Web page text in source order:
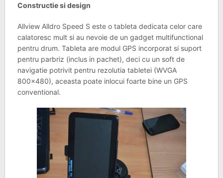
Constructie si design
Allview Alldro Speed S este o tableta dedicata celor care
calatoresc mult si au nevoie de un gadget multifunctional
pentru drum. Tableta are modul GPS incorporat si suport
pentru parbriz (inclus in pachet), deci cu un soft de
navigatie potrivit pentru rezolutia tabletei (WVGA
800×480), aceasta poate inlocui foarte bine un GPS
conventional.